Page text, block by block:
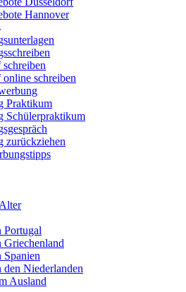
Hannover
schreiben
Praktikum
Schülerpraktikum
zurückziehen
Portugal
Griechenland
Spanien
den Niederlanden
Ausland